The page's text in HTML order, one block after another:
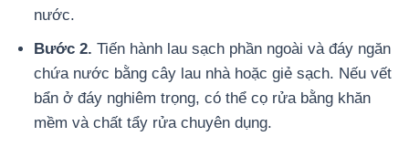
nước.
Bước 2. Tiến hành lau sạch phần ngoài và đáy ngăn
chứa nước bằng cây lau nhà hoặc giẻ sạch. Nếu vết
bẩn ở đáy nghiêm trọng, có thể cọ rửa bằng khăn
mềm và chất tẩy rửa chuyên dụng.